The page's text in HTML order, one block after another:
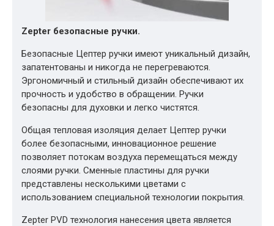
Zepter безопасные ручки.
Безопасные Цептер ручки имеют уникальный дизайн,
запатентованы и никогда не перегреваются.
Эргономичный и стильный дизайн обеспечивают их
прочность и удобство в обращении. Ручки
безопасны для духовки и легко чистятся.
Общая тепловая изоляция делает Цептер ручки
более безопасными, инновационное решение
позволяет потокам воздуха перемещаться между
слоями ручки. Сменные пластины для ручки
представлены несколькими цветами с
использованием специальной технологии покрытия.
Zepter PVD технология нанесения цвета является